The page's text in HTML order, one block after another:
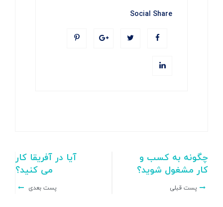
Social Share
چگونه به کسب و
کار مشغول شوید؟
پست قبلی
آیا در آفریقا کار
می کنید؟
پست بعدی